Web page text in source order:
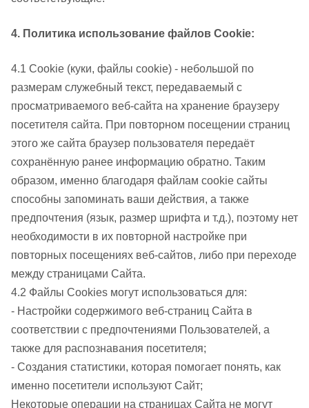
4. Политика использование файлов Cookie:
4.1 Cookie (куки, файлы cookie) - небольшой по
размерам служебный текст, передаваемый с
просматриваемого веб-сайта на хранение браузеру
посетителя сайта. При повторном посещении страниц
этого же сайта браузер пользователя передаёт
сохранённую ранее информацию обратно. Таким
образом, именно благодаря файлам cookie сайты
способны запоминать ваши действия, а также
предпочтения (язык, размер шрифта и т.д.), поэтому нет
необходимости в их повторной настройке при
повторных посещениях веб-сайтов, либо при переходе
между страницами Сайта.
4.2 Файлы Cookies могут использоваться для:
- Настройки содержимого веб-страниц Сайта в
соответствии с предпочтениями Пользователей, а
также для распознавания посетителя;
- Создания статистики, которая помогает понять, как
именно посетители используют Сайт;
Некоторые операции на страницах Сайта не могут